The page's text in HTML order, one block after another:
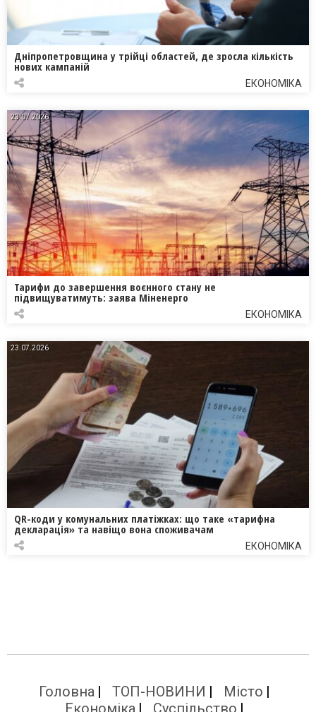
Дніпропетровщина у трійці областей, де зросла кількість
нових кампаній
ЕКОНОМІКА
23.07.2026
Тарифи до завершення воєнного стану не
підвищуватимуть: заява Міненерго
ЕКОНОМІКА
23.07.2026
QR-коди у комунальних платіжках: що таке «тарифна
декларація» та навіщо вона споживачам
ЕКОНОМІКА
Головна ТОП-НОВИНИ
Місто
Економіка
Суспільство